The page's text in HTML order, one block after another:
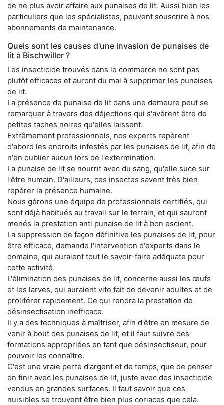
de ne plus avoir affaire aux punaises de lit. Aussi bien les
particuliers que les spécialistes, peuvent souscrire à nos
abonnements de maintenance.
Quels sont les causes d'une invasion de punaises de
lit à Bischwiller ?
Les insecticide trouvés dans le commerce ne sont pas
plutôt efficaces et auront du mal à supprimer les punaises
de lit.
La présence de punaise de lit dans une demeure peut se
remarquer à travers des déjections qui s'avèrent être de
petites taches noires qu'elles laissent.
Extrêmement professionnels, nos experts repèrent
d'abord les endroits infestés par les punaises de lit, afin de
n'en oublier aucun lors de l'extermination.
La punaise de lit se nourrit avec du sang, qu'elle suce sur
l'être humain. D'ailleurs, ces insectes savent très bien
repérer la présence humaine.
Nous gérons une équipe de professionnels certifiés, qui
sont déjà habitués au travail sur le terrain, et qui sauront
menés la prestation anti punaise de lit à bon escient.
La suppression de façon définitive les punaises de lit, pour
être efficace, demande l'intervention d'experts dans le
domaine, qui auraient tout le savoir-faire adéquate pour
cette activité.
L'élimination des punaises de lit, concerne aussi les œufs
et les larves, qui auraient vite fait de devenir adultes et de
proliférer rapidement. Ce qui rendra la prestation de
désinsectisation inefficace.
Il y a des techniques à maîtriser, afin d'être en mesure de
venir à bout des punaises de lit, et il faut suivre des
formations appropriées en tant que désinsectiseur, pour
pouvoir les connaître.
C'est une vraie perte d'argent et de temps, que de penser
en finir avec les punaises de lit, juste avec des insecticide
vendus en grandes surfaces. Il faut savoir que ces
nuisibles se trouvent être bien plus coriaces que cela.